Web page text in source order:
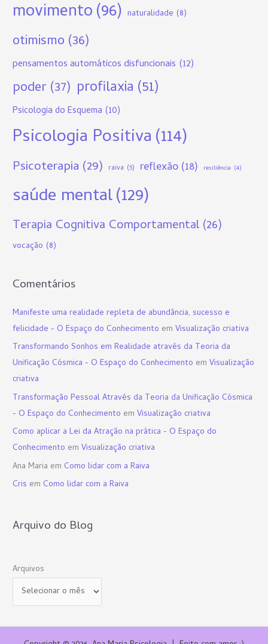
movimento(96) naturalidade (8)
otimismo (36)
pensamentos automáticos disfuncionais (12)
poder(37) profilaxia (51)
Psicologia do Esquema (10)
Psicologia Positiva(114)
Psicoterapia (29) raiva (5) reflexão (18) resiliência (4)
saúde mental(129)
Terapia Cognitiva Comportamental (26)
vocação (8)
Comentários
Manifeste uma realidade repleta de abundância, sucesso e
felicidade - O Espaço do Conhecimento emVisualização criativa
Transformando Sonhos em Realidade através da Teoria da
Unificação Cósmica - O Espaço do Conhecimento emVisualização
criativa
Transformação Pessoal Através da Teoria da Unificação Cósmica
- O Espaço do Conhecimento emVisualização criativa
Como aplicar a Lei da Atração na prática - O Espaço do
Conhecimento emVisualização criativa
Ana Maria em Como lidar com a Raiva
Cris em Como lidar com a Raiva
Arquivo do Blog
Arquivos